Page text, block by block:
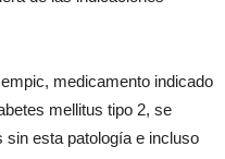
medicamento indicado
mellitus tipo 2, se
sin esta patología e incluso